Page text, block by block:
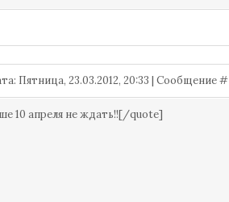
Пятница, 23.03.2012, 20:33 | Сообщение #
10 апреля не ждать!![/quote]